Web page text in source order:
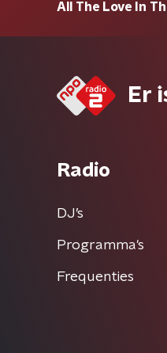
All The Love In
Er
Radio
DJ’s
Programma's
Frequenties